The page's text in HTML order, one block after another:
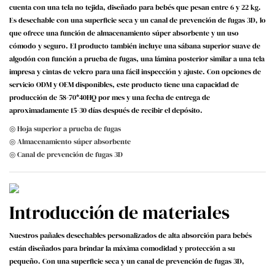
cuenta con una tela no tejida, diseñado para bebés que pesan entre 6 y 22 kg.
Es desechable con una superficie seca y un canal de prevención de fugas 3D, lo
que ofrece una función de almacenamiento súper absorbente y un uso
cómodo y seguro. El producto también incluye una sábana superior suave de
algodón con función a prueba de fugas, una lámina posterior similar a una tela
impresa y cintas de velcro para una fácil inspección y ajuste. Con opciones de
servicio ODM y OEM disponibles, este producto tiene una capacidad de
producción de 58-70*40HQ por mes y una fecha de entrega de
aproximadamente 15-30 días después de recibir el depósito.
◎ Hoja superior a prueba de fugas
◎ Almacenamiento súper absorbente
◎ Canal de prevención de fugas 3D
Introducción de materiales
Nuestros pañales desechables personalizados de alta absorción para bebés
están diseñados para brindar la máxima comodidad y protección a su
pequeño. Con una superficie seca y un canal de prevención de fugas 3D,